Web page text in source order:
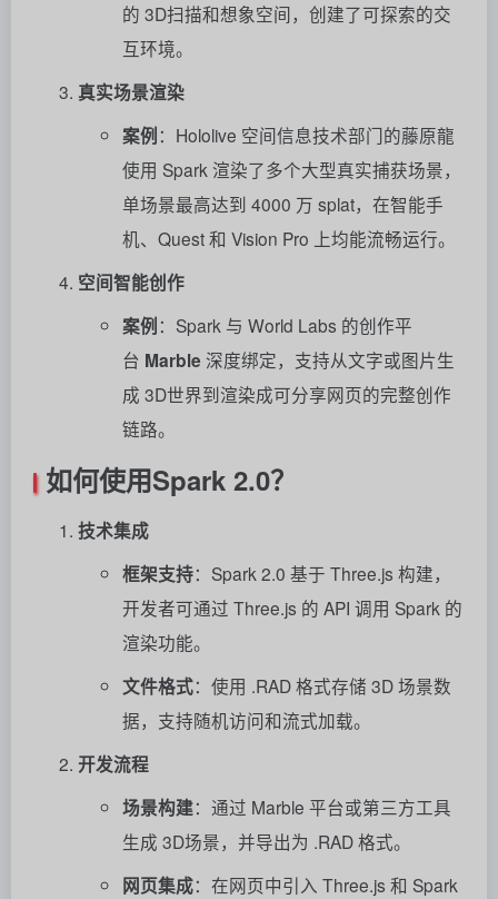
的 3D扫描和想象空间，创建了可探索的交
互环境。
真实场景渲染
案例：Hololive 空间信息技术部门的藤原龍
使用 Spark 渲染了多个大型真实捕获场景，
单场景最高达到 4000 万 splat，在智能手
机、Quest 和 Vision Pro 上均能流畅运行。
空间智能创作
案例：Spark 与 World Labs 的创作平
台 Marble 深度绑定，支持从文字或图片生
成 3D世界到渲染成可分享网页的完整创作
链路。
如何使用Spark 2.0？
技术集成
框架支持：Spark 2.0 基于 Three.js 构建，
开发者可通过 Three.js 的 API 调用 Spark 的
渲染功能。
文件格式：使用 .RAD 格式存储 3D 场景数
据，支持随机访问和流式加载。
开发流程
场景构建：通过 Marble 平台或第三方工具
生成 3D场景，并导出为 .RAD 格式。
网页集成：在网页中引入 Three.js 和 Spark